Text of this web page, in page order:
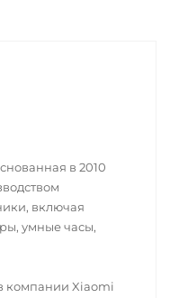
в 2010
включая
умные часы,
компании Xiaomi